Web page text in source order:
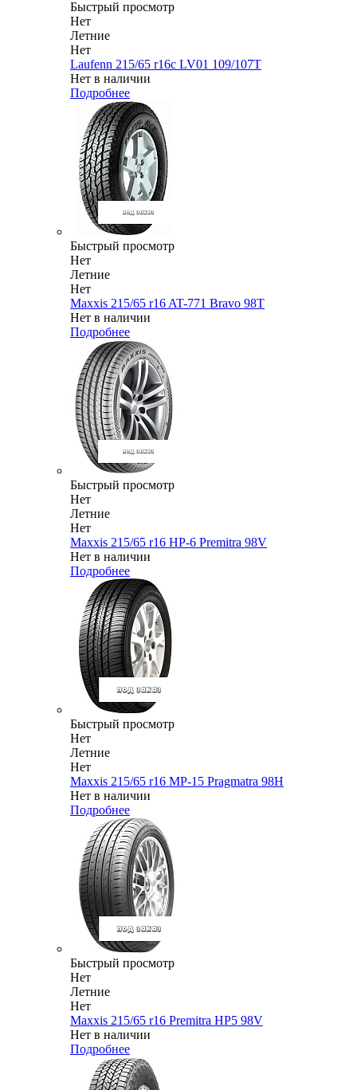
Быстрый просмотр
Нет
Летние
Нет
Laufenn 215/65 r16c LV01 109/107T
Нет в наличии
Подробнее
Быстрый просмотр
Нет
Летние
Нет
Maxxis 215/65 r16 AT-771 Bravo 98T
Нет в наличии
Подробнее
Быстрый просмотр
Нет
Летние
Нет
Maxxis 215/65 r16 HP-6 Premitra 98V
Нет в наличии
Подробнее
Быстрый просмотр
Нет
Летние
Нет
Maxxis 215/65 r16 MP-15 Pragmatra 98H
Нет в наличии
Подробнее
Быстрый просмотр
Нет
Летние
Нет
Maxxis 215/65 r16 Premitra HP5 98V
Нет в наличии
Подробнее